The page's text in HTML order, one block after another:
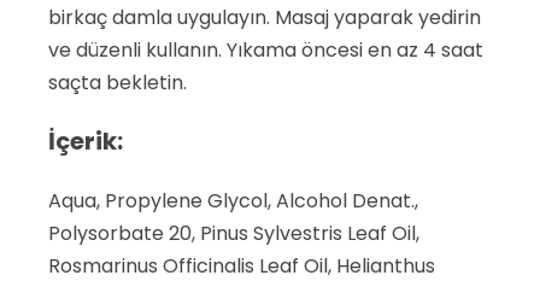
birkaç damla uygulayın. Masaj yaparak yedirin
ve düzenli kullanın. Yıkama öncesi en az 4 saat
saçta bekletin.
İçerik:
Aqua, Propylene Glycol, Alcohol Denat.,
Polysorbate 20, Pinus Sylvestris Leaf Oil,
Rosmarinus Officinalis Leaf Oil, Helianthus